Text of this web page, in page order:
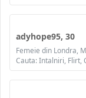
adyhope95, 30